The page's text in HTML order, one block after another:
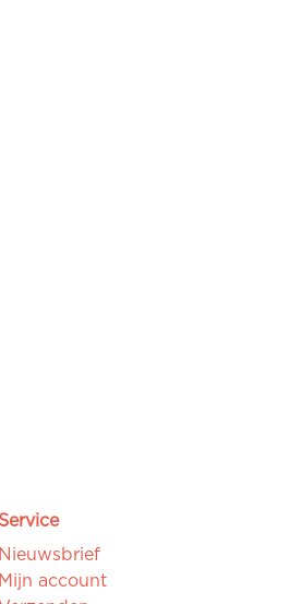
Service
Nieuwsbrief
Mijn account